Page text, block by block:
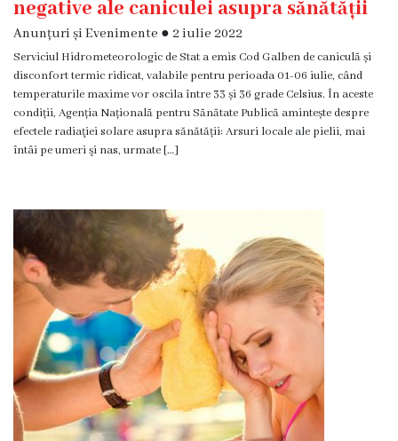
Familie
Servicii
Consultative
Specializate
de
Ambulator
Centrul
medicilor
de
familie
5
Secţia
medicina
de
negative ale caniculei asupra sănătății
Anunțuri și Evenimente ● 2 iulie 2022
Serviciul Hidrometeorologic de Stat a emis Cod Galben de caniculă și
disconfort termic ridicat, valabile pentru perioada 01-06 iulie, când
temperaturile maxime vor oscila între 33 și 36 grade Celsius. În aceste
condiții, Agenția Națională pentru Sănătate Publică amintește despre
efectele radiaţiei solare asupra sănătății: Arsuri locale ale pielii, mai
întâi pe umeri şi nas, urmate […]